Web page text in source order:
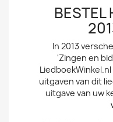
BESTEL
In 2013
'Zingen en
uitgaven van dit
uitgave van uw